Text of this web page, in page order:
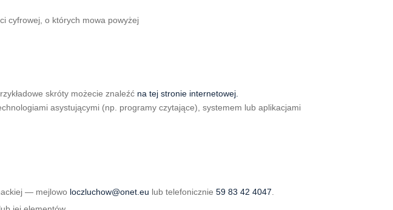
cyfrowej, o których mowa powyżej
skróty możecie znaleźć na tej stronie internetowej.
asystującymi (np. programy czytające), systemem lub aplikacjami
— mejlowo loczluchow@onet.eu lub telefonicznie 59 83 42 4047